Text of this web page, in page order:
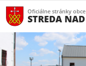
Oficiálne stránky obce
STREDA